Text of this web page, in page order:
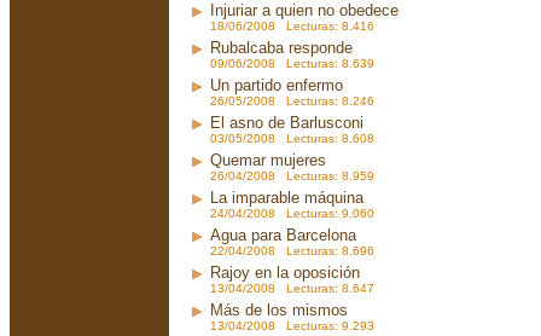
Injuriar a quien no obedece
18/06/2008 Lecturas: 8.416
Rubalcaba responde
09/06/2008 Lecturas: 8.639
Un partido enfermo
26/05/2008 Lecturas: 8.246
El asno de Barlusconi
03/05/2008 Lecturas: 8.608
Quemar mujeres
26/04/2008 Lecturas: 8.959
La imparable máquina
24/04/2008 Lecturas: 9.060
Agua para Barcelona
22/04/2008 Lecturas: 8.696
Rajoy en la oposición
13/04/2008 Lecturas: 8.647
Más de los mismos
13/04/2008 Lecturas: 9.293